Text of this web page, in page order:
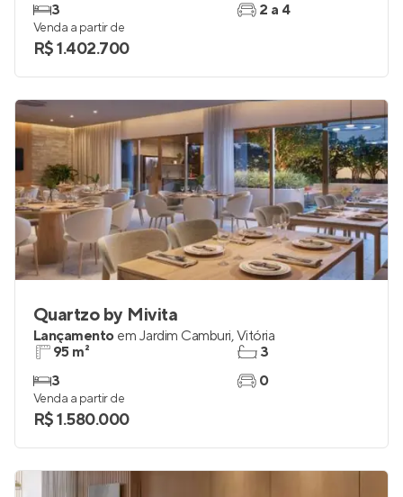
3
2 a 4
Venda a partir de
R$ 1.402.700
Quartzo by Mivita
Lançamento em Jardim Camburi,Vitória
95 m²
3
3
0
Venda a partir de
R$ 1.580.000